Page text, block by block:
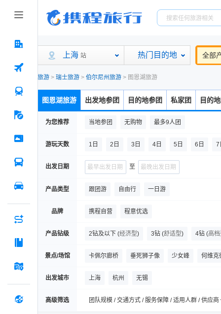
上海 站 热门目的地 全部
旅游 > 瑞士旅游 > 伯尔尼州旅游 > 图恩湖旅游
图恩湖旅游 出发地参团 目的地参团 私家团 目的
为您推荐 当地参团 无购物 最多9人团
游玩天数 1日 2日 3日 4日 5日 6日 7
出发日期 至
产品类型 跟团游 自由行 一日游
品牌 携程自营 程意优选
产品钻级 2钻及以下 (经济型) 3钻 (舒适型) 4钻 (高
景点/场馆 卡佩尔廊桥 垂死狮子像 少女峰 何维克
埃菲尔铁塔 西庸城堡
出发城市 上海 杭州 无锡
高级筛选 团队规模 / 交通方式 / 服务保障 / 适用人群 / 供应商